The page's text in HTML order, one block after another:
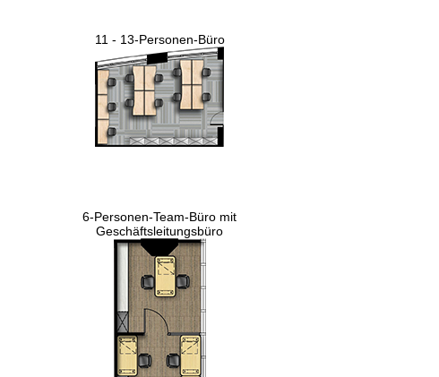
11 - 13-Personen-Büro
6-Personen-Team-Büro mit
Geschäftsleitungsbüro